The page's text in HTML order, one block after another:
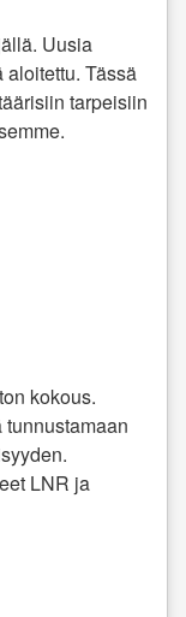
Uusia
Tässä
tarpeisiin
kokous.
LNR ja